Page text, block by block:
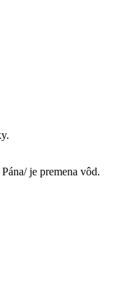
je premena vôd.